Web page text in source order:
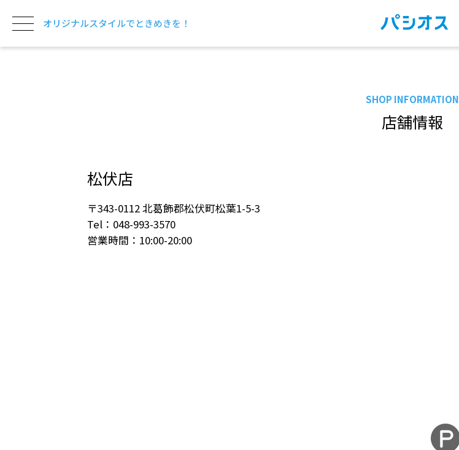
オリジナルスタイルでときめきを！
SHOP INFORMATION
店舗情報
松伏店
〒343-0112 北葛飾郡松伏町松葉1-5-3
Tel：048-993-3570
営業時間：10:00-20:00